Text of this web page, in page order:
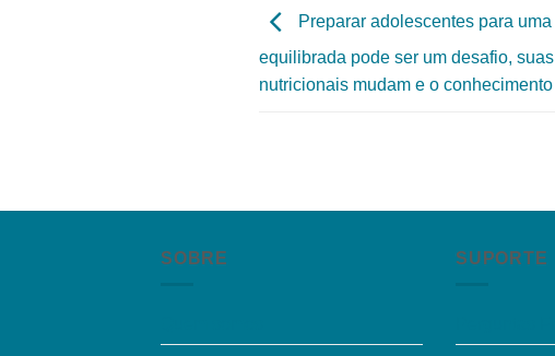
Preparar adolescentes para
equilibrada pode ser um desafio,
nutricionais mudam e o
SOBRE SUPORTE